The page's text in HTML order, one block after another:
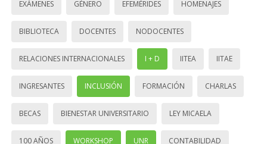
EXÁMENES GÉNERO EFEMÉRIDES HOMENAJES
BIBLIOTECA DOCENTES NODOCENTES
RELACIONES INTERNACIONALES I + D IITEA IITAE
INGRESANTES INCLUSIÓN FORMACIÓN CHARLAS
BECAS BIENESTAR UNIVERSITARIO LEY MICAELA
100 AÑOS WORKSHOP UNR CONTABILIDAD